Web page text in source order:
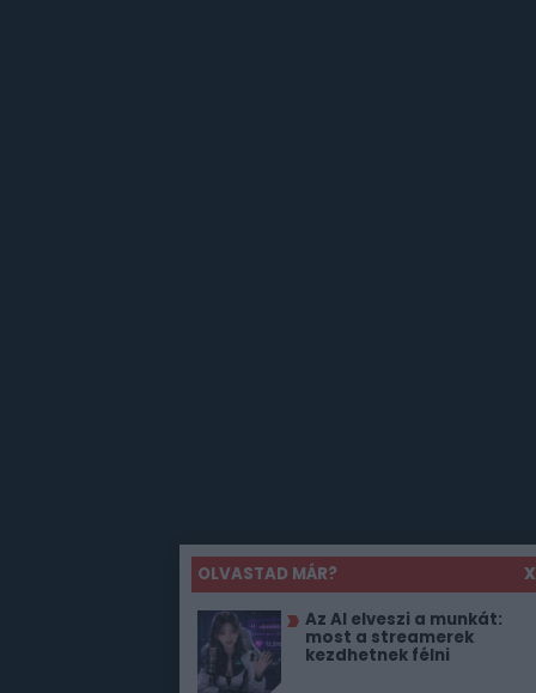
OLVASTAD MÁR?
X
Az AI elveszi a munkát:
most a streamerek
kezdhetnek félni